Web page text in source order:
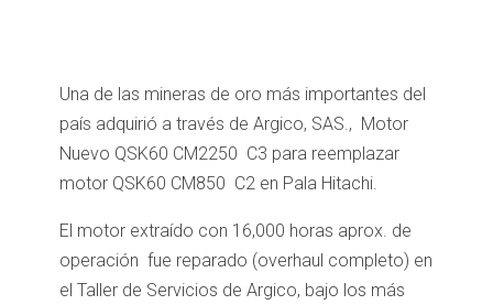
Una de las mineras de oro más importantes del
país adquirió a través de Argico, SAS., Motor
Nuevo QSK60 CM2250 C3 para reemplazar
motor QSK60 CM850 C2 en Pala Hitachi.
El motor extraído con 16,000 horas aprox. de
operación fue reparado (overhaul completo) en
el Taller de Servicios de Argico, bajo los más